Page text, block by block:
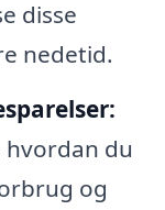
disse
nedetid.
hvordan du
og